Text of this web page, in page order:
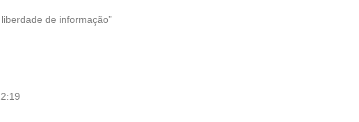
de informação”